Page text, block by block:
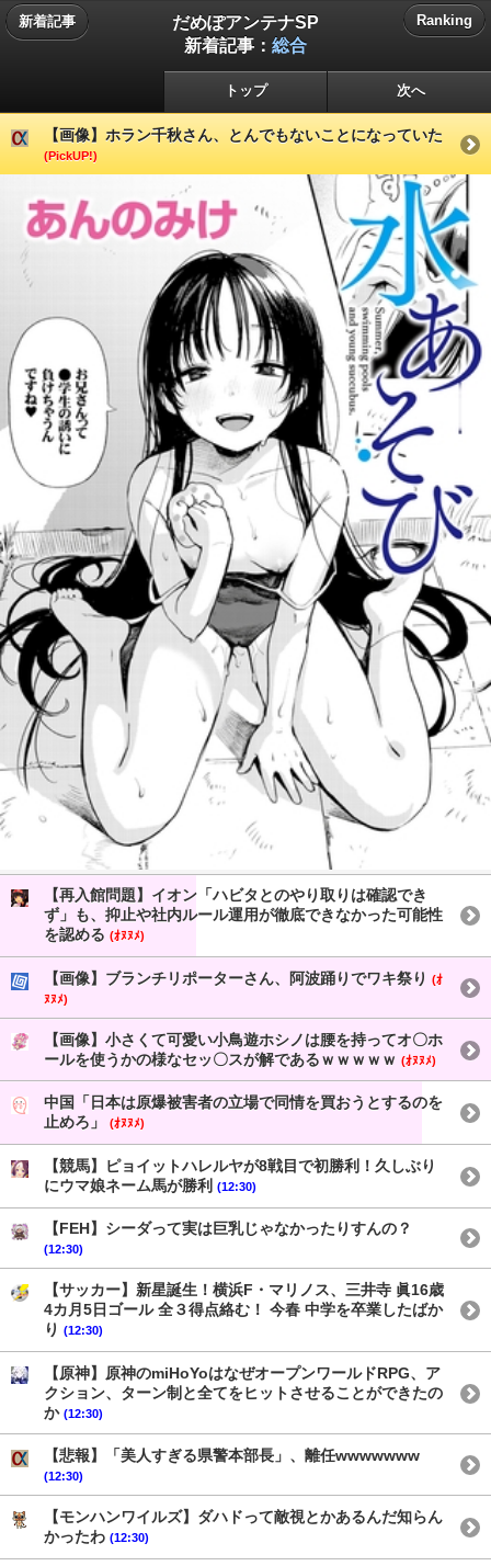
新着記事
だめぽアンテナSP
新着記事： 総合
Ranking
トップ 次へ
【画像】ホラン千秋さん、とんでもないことになっていた
(PickUP!)
【再入館問題】イオン「ハビタとのやり取りは確認でき
ず」も、抑止や社内ルール運用が徹底できなかった可能性
を認める (ｵﾇﾇﾒ)
【画像】ブランチリポーターさん、阿波踊りでワキ祭り (ｵ
ﾇﾇﾒ)
【画像】小さくて可愛い小鳥遊ホシノは腰を持ってオ〇ホ
ールを使うかの様なセッ〇スが解であるｗｗｗｗｗ (ｵﾇﾇﾒ)
中国「日本は原爆被害者の立場で同情を買おうとするのを
止めろ」
(ｵﾇﾇﾒ)
【競馬】ピョイットハレルヤが8戦目で初勝利！久しぶり
にウマ娘ネーム馬が勝利 (12:30)
【FEH】シーダって実は巨乳じゃなかったりすんの？
(12:30)
【サッカー】新星誕生！横浜F・マリノス、三井寺 眞16歳
4カ月5日ゴール 全３得点絡む！ 今春 中学を卒業したばか
り (12:30)
【原神】原神のmiHoYoはなぜオープンワールドRPG、ア
クション、ターン制と全てをヒットさせることができたの
か (12:30)
【悲報】「美人すぎる県警本部長」、離任wwwwwww
(12:30)
【モンハンワイルズ】ダハドって敵視とかあるんだ知らん
かったわ (12:30)